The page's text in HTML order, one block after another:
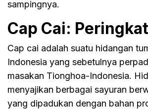
sampingnya.
Cap Cai:
Cap cai adalah suatu hidangan
Indonesia yang sebetulnya
masakan Tionghoa-Indonesia.
menyajikan berbagai sayuran
yang dipadukan dengan bahan